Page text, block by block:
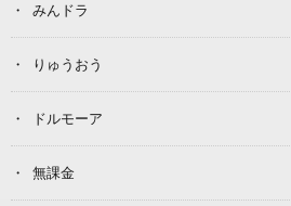
みんドラ
りゅうおう
ドルモーア
無課金